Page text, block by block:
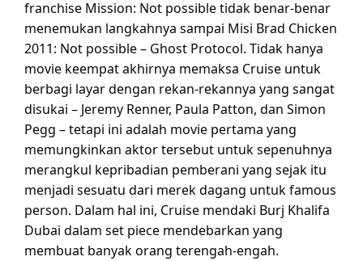
franchise Mission: Not possible tidak benar-benar
menemukan langkahnya sampai Misi Brad Chicken
2011: Not possible – Ghost Protocol. Tidak hanya
movie keempat akhirnya memaksa Cruise untuk
berbagi layar dengan rekan-rekannya yang sangat
disukai – Jeremy Renner, Paula Patton, dan Simon
Pegg – tetapi ini adalah movie pertama yang
memungkinkan aktor tersebut untuk sepenuhnya
merangkul kepribadian pemberani yang sejak itu
menjadi sesuatu dari merek dagang untuk famous
person. Dalam hal ini, Cruise mendaki Burj Khalifa
Dubai dalam set piece mendebarkan yang
membuat banyak orang terengah-engah.